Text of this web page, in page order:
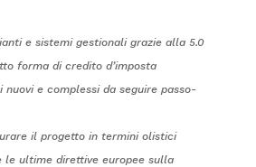
e sistemi gestionali grazie alla 5.0
forma di credito d’imposta
e complessi da seguire passo-
il progetto in termini olistici
le ultime direttive europee sulla